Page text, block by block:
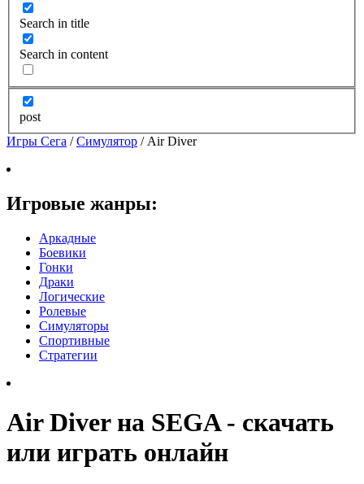
Search in title
Search in content
post
Игры Сега /Симулятор / Air Diver
Игровые жанры:
Аркадные
Боевики
Гонки
Драки
Логические
Ролевые
Симуляторы
Спортивные
Стратегии
Air Diver на SEGA - скачать
или играть онлайн